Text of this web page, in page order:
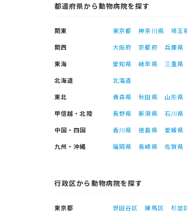
都道府県から動物病院を探す
関東 東京都 神奈川県 埼玉
関西
大阪府 京都府 兵庫県
東海
愛知県 岐阜県 三重県
北海道
北海道
東北
青森県 秋田県 山形県
甲信越・北陸
長野県 新潟県 石川県
中国・四国
香川県 徳島県 愛媛県
九州・沖縄
福岡県 長崎県 佐賀県
行政区から動物病院を探す
東京都 世田谷区 練馬区 杉並